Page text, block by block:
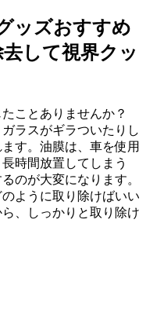
ッズおすすめ
して視界クッ
ことありませんか？
ラスがギラついたりし
す。油膜は、車を使用
時間放置してしまう
のが大変になります。
ように取り除けばいい
、しっかりと取り除け